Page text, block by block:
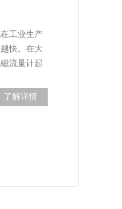
工业生产
快。在大
流量计起
了解详情